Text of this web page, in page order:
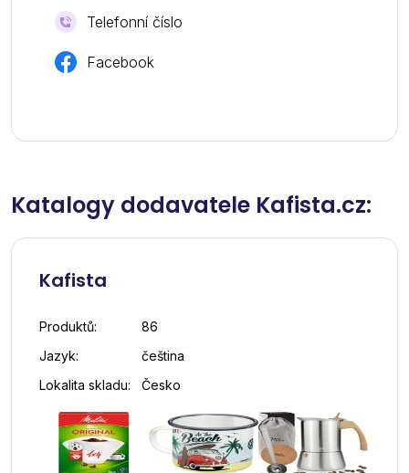
Telefonní číslo
Facebook
Katalogy dodavatele Kafista.cz:
Kafista
Produktů:
86
Jazyk:
čeština
Lokalita skladu:
Česko